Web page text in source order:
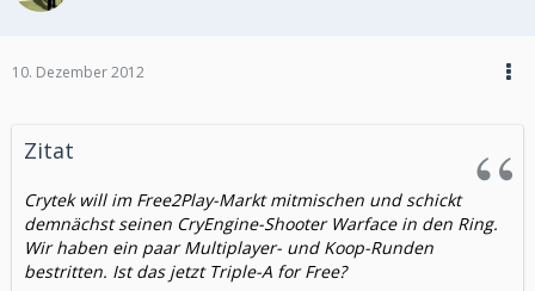
10. Dezember 2012
Zitat
Crytek will im Free2Play-Markt mitmischen und schickt
demnächst seinen CryEngine-Shooter Warface in den Ring.
Wir haben ein paar Multiplayer- und Koop-Runden
bestritten. Ist das jetzt Triple-A for Free?